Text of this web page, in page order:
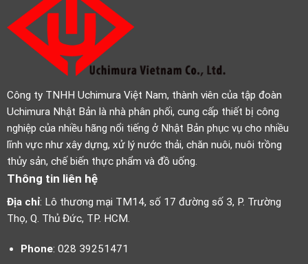
Công ty TNHH Uchimura Việt Nam, thành viên của tập đoàn
Uchimura Nhật Bản là nhà phân phối, cung cấp thiết bị công
nghiệp của nhiều hãng nổi tiếng ở Nhật Bản phục vụ cho nhiều
lĩnh vực như xây dựng, xử lý nước thải, chăn nuôi, nuôi trồng
thủy sản, chế biến thực phẩm và đồ uống.
Thông tin liên hệ
Địa chỉ: Lô thương mại TM14, số 17 đường số 3, P. Trường
Thọ, Q. Thủ Đức, TP. HCM.
Phone: 028 39251471